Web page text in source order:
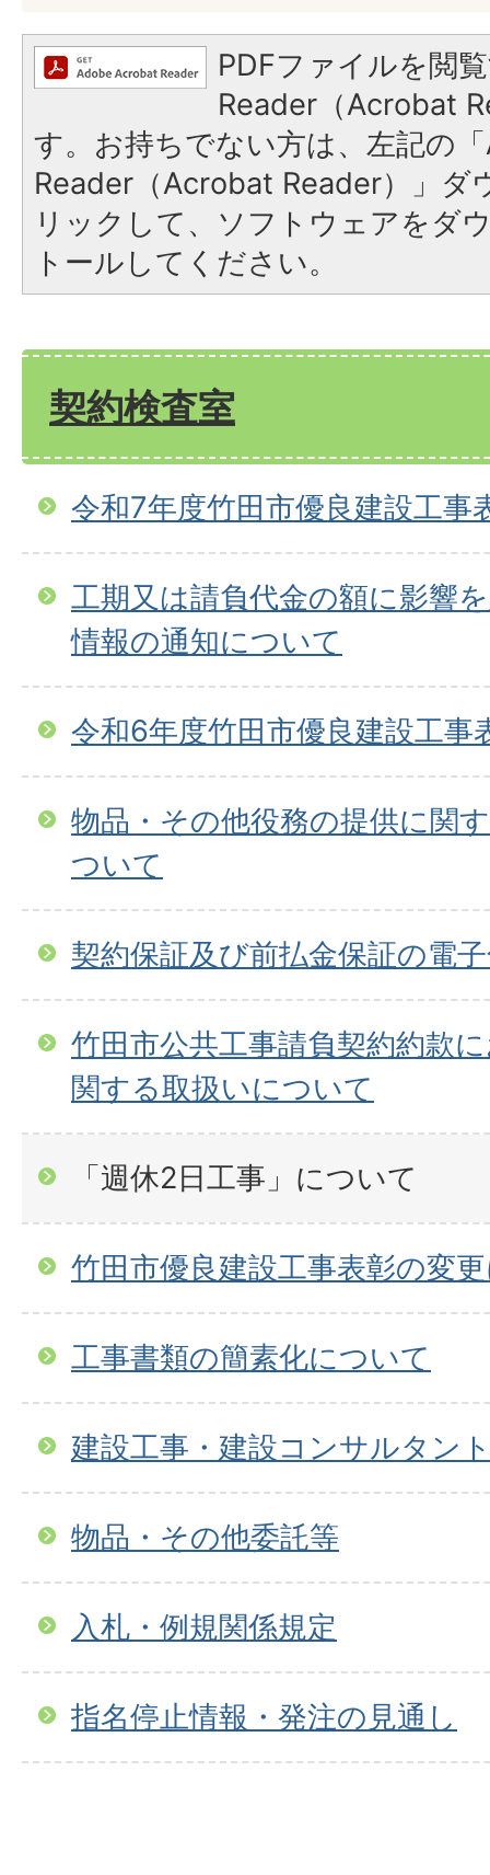
PDFファイルを閲
Reader（Acrobat
す。お持ちでない方は、左記の
Reader（Acrobat Reader）」ダ
リックして、ソフトウェアをダ
トールしてください。
契約検査室
令和7年度竹田市優良建設工事
工期又は請負代金の額に影響
情報の通知について
令和6年度竹田市優良建設工事
物品・その他役務の提供に関
ついて
契約保証及び前払金保証の電
竹田市公共工事請負契約約款
関する取扱いについて
「週休2日工事」について
竹田市優良建設工事表彰の変
工事書類の簡素化について
建設工事・建設コンサルタン
物品・その他委託等
入札・例規関係規定
指名停止情報・発注の見通し